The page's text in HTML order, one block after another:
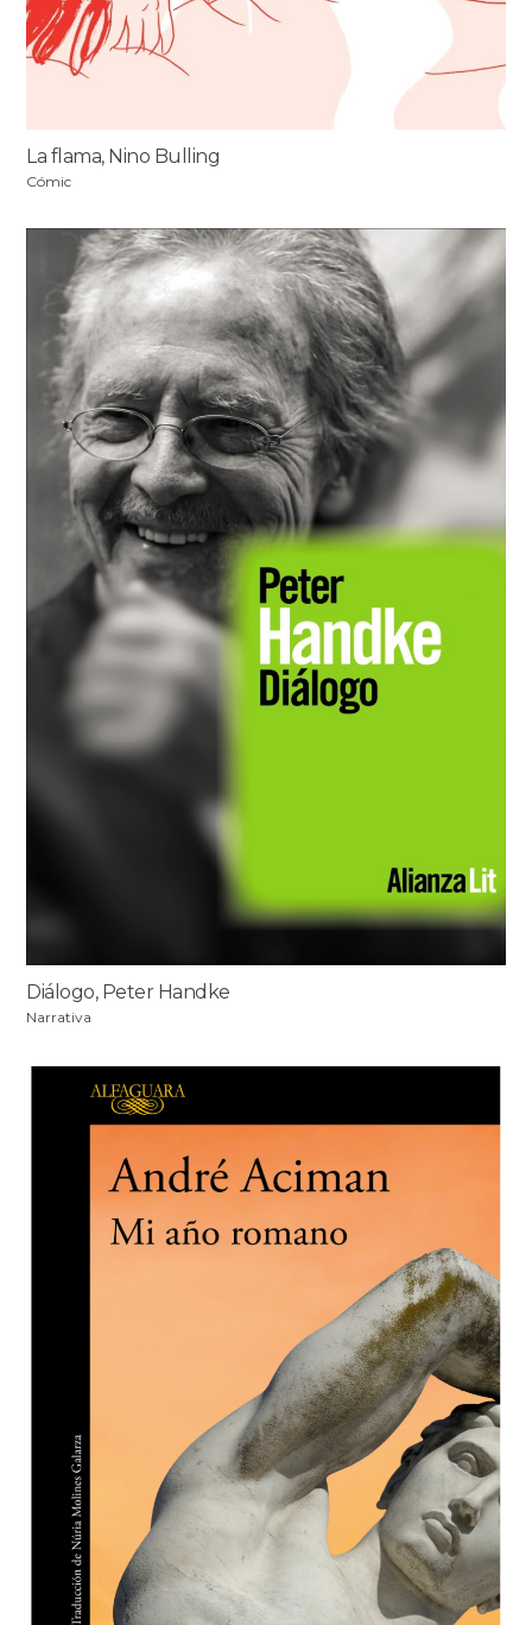
La flama, Nino Bulling
Cómic
Diálogo, Peter Handke
Narrativa